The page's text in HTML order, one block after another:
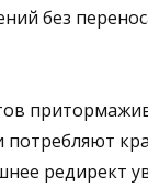
без
потребляют
редирект